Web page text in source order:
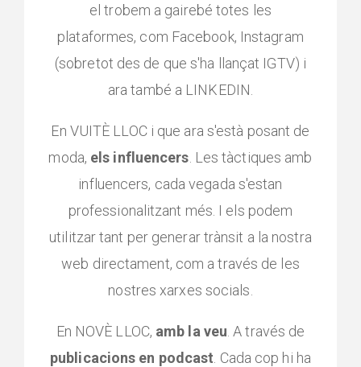
el trobem a gairebé totes les
plataformes, com Facebook, Instagram
(sobretot des de que s'ha llançat IGTV) i
ara també a LINKEDIN.
En VUITÈ LLOC i que ara s'està posant de
moda, els influencers . Les tàctiques amb
influencers, cada vegada s'estan
professionalitzant més. I els podem
utilitzar tant per generar trànsit a la nostra
web directament, com a través de les
nostres xarxes socials.
En NOVÈ LLOC, amb la veu . A través de
publicacions en podcast . Cada cop hi ha